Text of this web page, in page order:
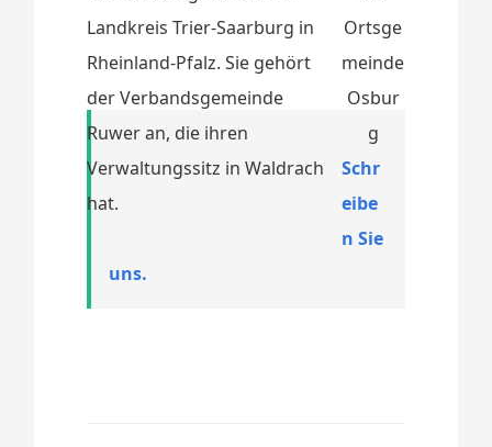
Landkreis Trier-Saarburg in
Rheinland-Pfalz. Sie gehört
der Verbandsgemeinde
Ruwer an, die ihren
Verwaltungssitz in Waldrach
hat.
Schr
eibe
n Sie
uns.